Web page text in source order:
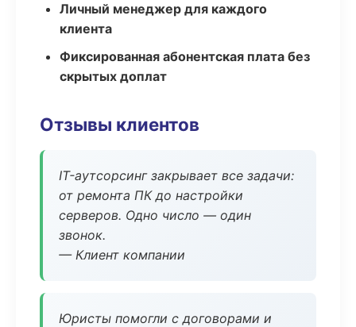
Личный менеджер для каждого
клиента
Фиксированная абонентская плата без
скрытых доплат
Отзывы клиентов
IT-аутсорсинг закрывает все задачи:
от ремонта ПК до настройки
серверов. Одно число — один
звонок.
— Клиент компании
Юристы помогли с договорами и